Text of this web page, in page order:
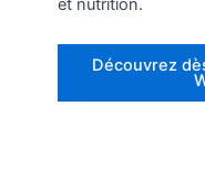
et nutrition.
Découvrez